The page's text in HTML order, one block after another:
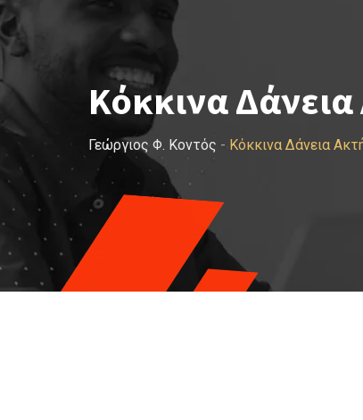
Κόκκινα
Γεώργιος Φ. Κοντός - Κόκκινα Δάνεια